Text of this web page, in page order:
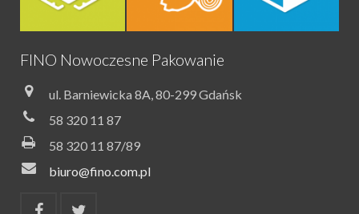
FINO Nowoczesne Pakowanie
ul. Barniewicka 8A, 80-299 Gdańsk
58 320 11 87
58 320 11 87/89
biuro@fino.com.pl